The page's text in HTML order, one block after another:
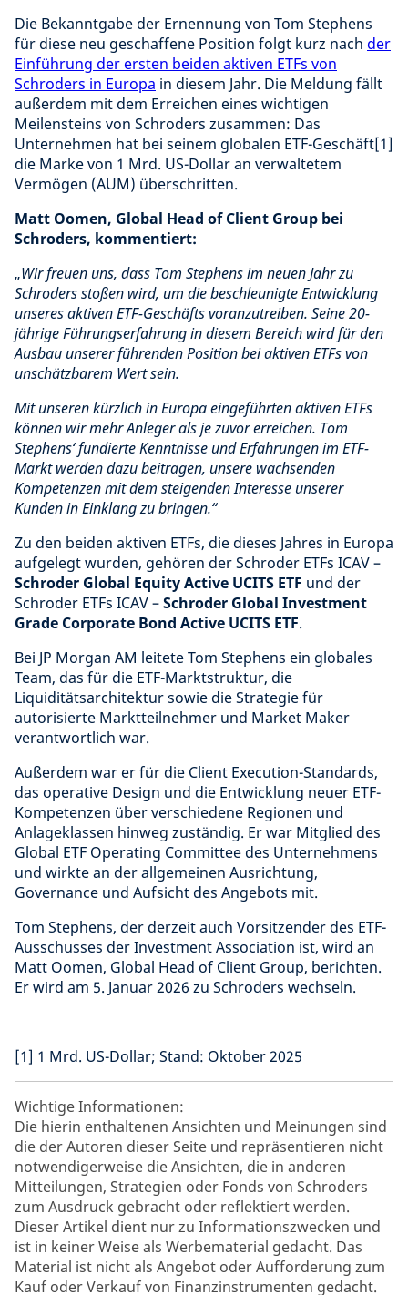
Die Bekanntgabe der Ernennung von Tom Stephens
für diese neu geschaffene Position folgt kurz nach der
Einführung der ersten beiden aktiven ETFs von
Schroders in Europa in diesem Jahr. Die Meldung fällt
außerdem mit dem Erreichen eines wichtigen
Meilensteins von Schroders zusammen: Das
Unternehmen hat bei seinem globalen ETF-Geschäft[1]
die Marke von 1 Mrd. US-Dollar an verwaltetem
Vermögen (AUM) überschritten.
Matt Oomen, Global Head of Client Group bei
Schroders, kommentiert:
„Wir freuen uns, dass Tom Stephens im neuen Jahr zu
Schroders stoßen wird, um die beschleunigte Entwicklung
unseres aktiven ETF-Geschäfts voranzutreiben. Seine 20-
jährige Führungserfahrung in diesem Bereich wird für den
Ausbau unserer führenden Position bei aktiven ETFs von
unschätzbarem Wert sein.
Mit unseren kürzlich in Europa eingeführten aktiven ETFs
können wir mehr Anleger als je zuvor erreichen. Tom
Stephens‘ fundierte Kenntnisse und Erfahrungen im ETF-
Markt werden dazu beitragen, unsere wachsenden
Kompetenzen mit dem steigenden Interesse unserer
Kunden in Einklang zu bringen.“
Zu den beiden aktiven ETFs, die dieses Jahres in Europa
aufgelegt wurden, gehören der Schroder ETFs ICAV –
Schroder Global Equity Active UCITS ETF und der
Schroder ETFs ICAV –Schroder Global Investment
Grade Corporate Bond Active UCITS ETF.
Bei JP Morgan AM leitete Tom Stephens ein globales
Team, das für die ETF-Marktstruktur, die
Liquiditätsarchitektur sowie die Strategie für
autorisierte Marktteilnehmer und Market Maker
verantwortlich war.
Außerdem war er für die Client Execution-Standards,
das operative Design und die Entwicklung neuer ETF-
Kompetenzen über verschiedene Regionen und
Anlageklassen hinweg zuständig. Er war Mitglied des
Global ETF Operating Committee des Unternehmens
und wirkte an der allgemeinen Ausrichtung,
Governance und Aufsicht des Angebots mit.
Tom Stephens, der derzeit auch Vorsitzender des ETF-
Ausschusses der Investment Association ist, wird an
Matt Oomen, Global Head of Client Group, berichten.
Er wird am 5. Januar 2026 zu Schroders wechseln.
[1] 1 Mrd. US-Dollar; Stand: Oktober 2025
Wichtige Informationen:
Die hierin enthaltenen Ansichten und Meinungen sind
die der Autoren dieser Seite und repräsentieren nicht
notwendigerweise die Ansichten, die in anderen
Mitteilungen, Strategien oder Fonds von Schroders
zum Ausdruck gebracht oder reflektiert werden.
Dieser Artikel dient nur zu Informationszwecken und
ist in keiner Weise als Werbematerial gedacht. Das
Material ist nicht als Angebot oder Aufforderung zum
Kauf oder Verkauf von Finanzinstrumenten gedacht.